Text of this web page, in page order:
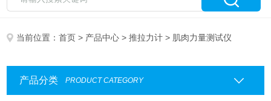
当前位置：首页 > 产品中心 >推拉力计 > 肌肉力量测试仪
产品分类 PRODUCT CATEGORY